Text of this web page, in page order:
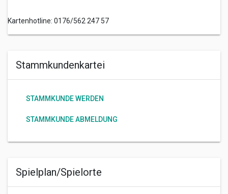
Kartenhotline: 0176/562 247 57
Stammkundenkartei
STAMMKUNDE WERDEN
STAMMKUNDE ABMELDUNG
Spielplan/Spielorte